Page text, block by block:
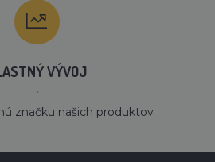
VÝVOJ
´
značku našich produktov